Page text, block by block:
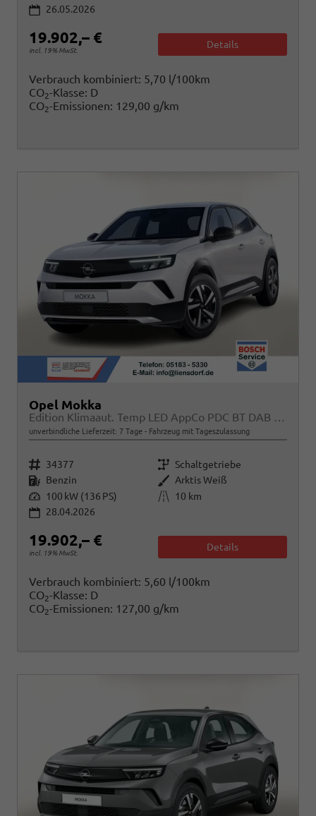
26.05.2026
19.902,– €
incl. 19% MwSt.
Details
Verbrauch kombiniert: 5,70 l/100km
CO2-Klasse: D
CO2-Emissionen: 129,00 g/km
Opel Mokka
Edition Klimaaut. Temp LED AppCo PDC BT DAB MFL
unverbindliche Lieferzeit: 7 Tage Fahrzeug mit Tageszulassung
Fahrzeugnr. 34377 Getriebe Schaltgetriebe
Kraftstoff Benzin Außenfarbe Arktis Weiß
Leistung 100 kW (136 PS) Kilometerstand
10 km
28.04.2026
19.902,– €
incl. 19% MwSt.
Details
Verbrauch kombiniert: 5,60 l/100km
CO2-Klasse: D
CO2-Emissionen: 127,00 g/km